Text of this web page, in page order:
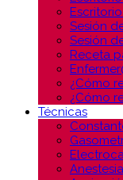
Sesión
Sesión
Receta
¿Cómo
¿Cómo
Técnicas
Anestesia